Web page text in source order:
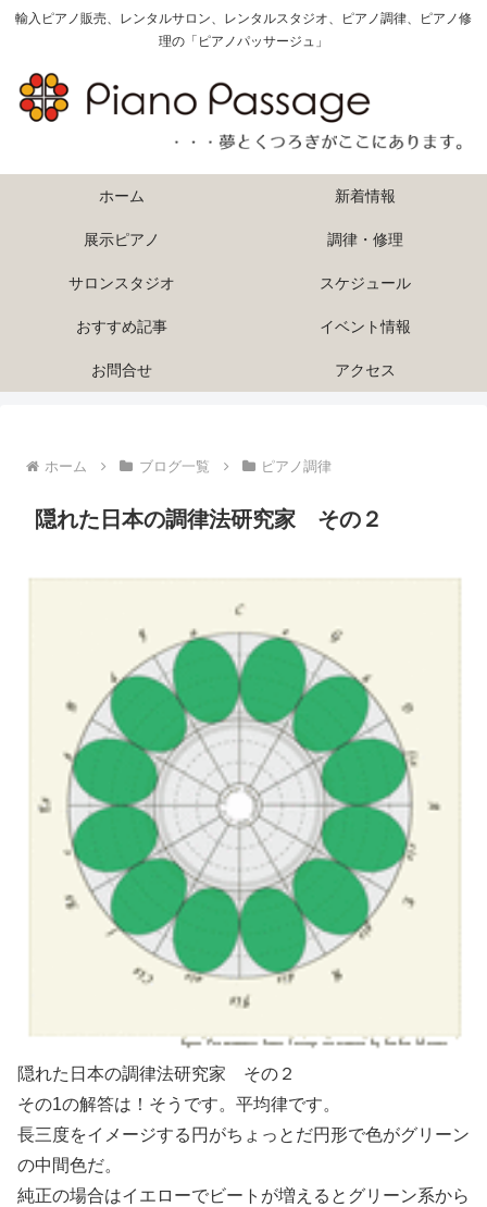
輸入ピアノ販売、レンタルサロン、レンタルスタジオ、ピアノ調律、ピアノ修
理の「ピアノパッサージュ」
ホーム 新着情報
展示ピアノ 調律・修理
サロンスタジオ スケジュール
おすすめ記事 イベント情報
お問合せ アクセス
ホーム ブログ一覧 ピアノ調律
隠れた日本の調律法研究家 その２
隠れた日本の調律法研究家 その２
その1の解答は！そうです。平均律です。
長三度をイメージする円がちょっとだ円形で色がグリーン
の中間色だ。
純正の場合はイエローでビートが増えるとグリーン系から